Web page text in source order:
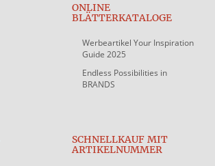
ONLINE
BLÄTTERKATALOGE
Werbeartikel Your Inspiration
Guide 2025
Endless Possibilities in
BRANDS
SCHNELLKAUF MIT
ARTIKELNUMMER